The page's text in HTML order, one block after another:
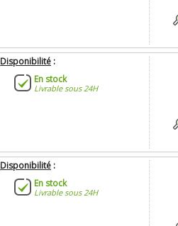
Disponibilité :
En stock
Livrable sous 24H
Disponibilité :
En stock
Livrable sous 24H